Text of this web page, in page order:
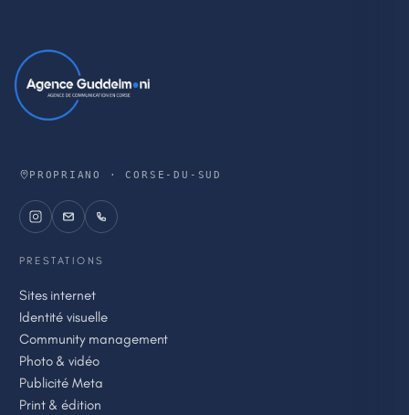
PROPRIANO · CORSE-DU-SUD
PRESTATIONS
Sites internet
Identité visuelle
Community management
Photo & vidéo
Publicité Meta
Print & édition